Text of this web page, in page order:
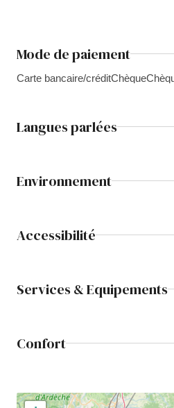
Mode de paiement
Carte bancaire/créditChèque
Langues parlées
Environnement
Accessibilité
Services & Equipements
Confort